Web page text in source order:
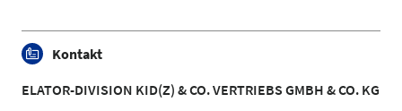
Kontakt
ELATOR-DIVISION KID(Z) & CO. VERTRIEBS GMBH & CO. KG